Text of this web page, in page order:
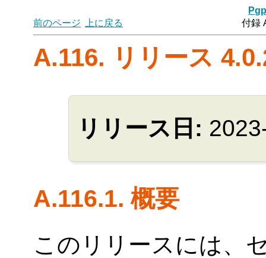
前のページ
上に戻る 付録
A.116. リリース
リリース日:
A.116.1. 概要
このリリースには、